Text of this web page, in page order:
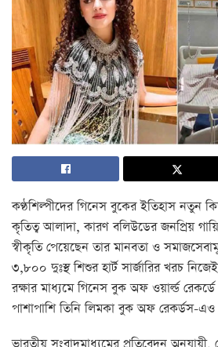
কণ্ঠশিল্পীদের গিনেস বুকের ইতিহাস নতুন
কৃতিত্ব আলাদা, কারণ বলিউডের জনপ্রিয়
স্বীকৃতি পেয়েছেন তার মানবতা ও
৩,৮০০ দুঃস্থ শিশুর হার্ট সার্জারির খরচ
রক্ষার মাধ্যমে গিনেস বুক অফ ওয়ার্ল্ড
পাশাপাশি তিনি লিমকা বুক অফ রেকর্ডস-এও